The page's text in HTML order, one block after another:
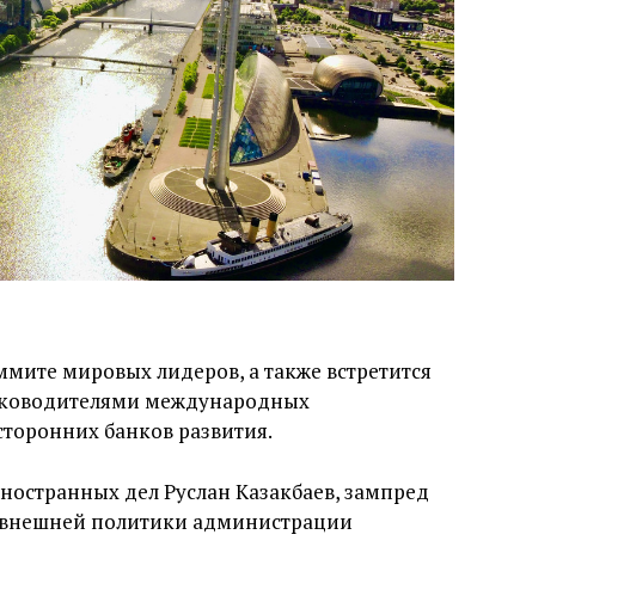
мировых лидеров, а также встретится
международных
банков развития.
дел Руслан Казакбаев, зампред
политики администрации